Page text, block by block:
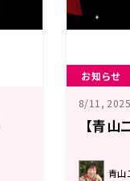
お知らせ
8/11, 2025
【青
青山